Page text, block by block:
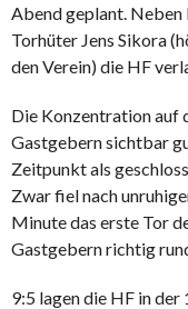
Abend geplant.
Torhüter Jens Sikora
den Verein) die HF
Die Konzentration auf
Gastgebern sichtbar
Zeitpunkt als
Zwar fiel nach
Minute das erste Tor
Gastgebern richtig
9:5 lagen die HF in